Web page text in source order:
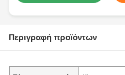
Περιγραφή προϊόντων